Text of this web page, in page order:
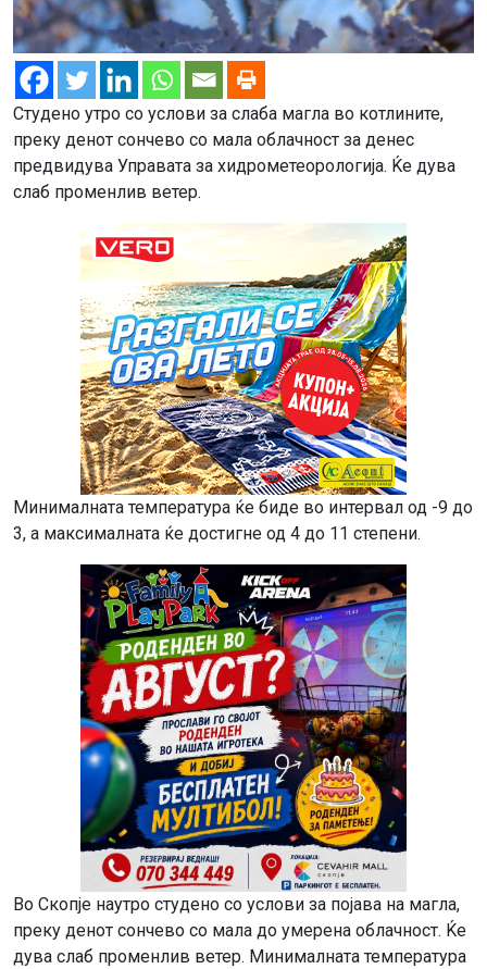
Студено утро со услови за слаба магла во котлините,
преку денот сончево со мала облачност за денес
предвидува Управата за хидрометеорологија. Ќе дува
слаб променлив ветер.
Минималната температура ќе биде во интервал од -9 до
3, а максималната ќе достигне од 4 до 11 степени.
Во Скопје наутро студено со услови за појава на магла,
преку денот сончево со мала до умерена облачност. Ќе
дува слаб променлив ветер. Минималната температура